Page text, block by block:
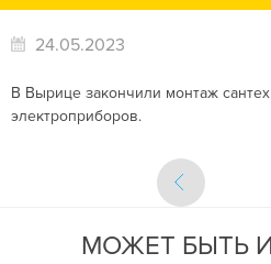
24.05.2023
В Вырице закончили монтаж
электроприборов.
МОЖЕТ БЫТЬ